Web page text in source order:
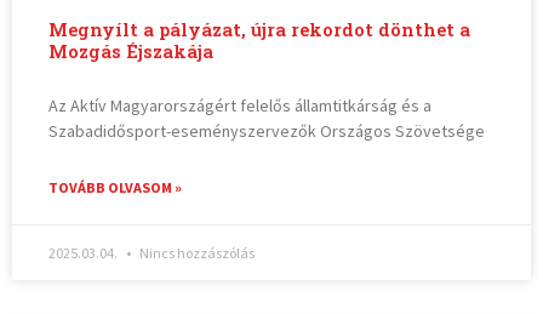
Megnyílt a pályázat, újra rekordot dönthet a
Mozgás Éjszakája
Az Aktív Magyarországért felelős államtitkárság és a
Szabadidősport-eseményszervezők Országos Szövetsége
TOVÁBB OLVASOM »
2025.03.04. Nincs hozzászólás